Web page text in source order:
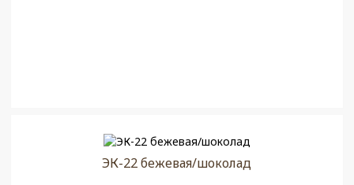
ЭК-22 бежевая/шоколад